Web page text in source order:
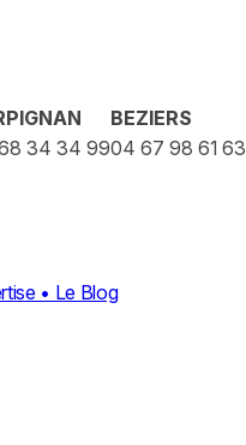
34 34 99
BEZIERS
04 67 98 61 63
• Le Blog